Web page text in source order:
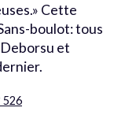
Cette
boulot: tous
et
526